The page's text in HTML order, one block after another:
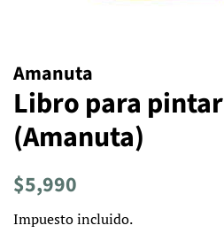
Amanuta
Libro para
(Amanuta)
Precio
$5,990
venta
Impuesto incluido.